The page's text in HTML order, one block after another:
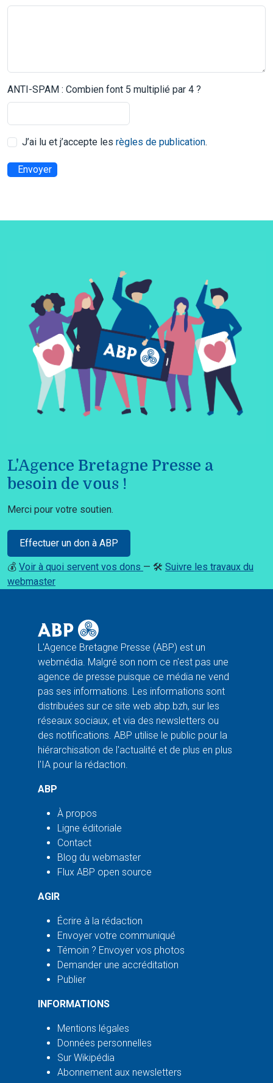
ANTI-SPAM : Combien font 5 multiplié par 4 ?
J’ai lu et j’accepte les règles de publication.
Envoyer
L'Agence Bretagne Presse a
besoin de vous !
Merci pour votre soutien.
Effectuer un don à ABP
💰 Voir à quoi servent vos dons — 🛠️ Suivre les travaux du
webmaster
L'Agence Bretagne Presse (ABP) est un
webmédia. Malgré son nom ce n'est pas une
agence de presse puisque ce média ne vend
pas ses informations. Les informations sont
distribuées sur ce site web abp.bzh, sur les
réseaux sociaux, et via des newsletters ou
des notifications. ABP utilise le public pour la
hiérarchisation de l'actualité et de plus en plus
l'IA pour la rédaction.
ABP
À propos
Ligne éditoriale
Contact
Blog du webmaster
Flux ABP open source
AGIR
Écrire à la rédaction
Envoyer votre communiqué
Témoin ? Envoyer vos photos
Demander une accréditation
Publier
INFORMATIONS
Mentions légales
Données personnelles
Sur Wikipédia
Abonnement aux newsletters